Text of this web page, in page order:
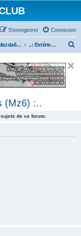
Connexion
S’enregistrer
..: Mazda6 :.. ..: Extérieur / Eclairage / Jantes (Mz6) :..
e
(Mz6) :..
de ce forum.